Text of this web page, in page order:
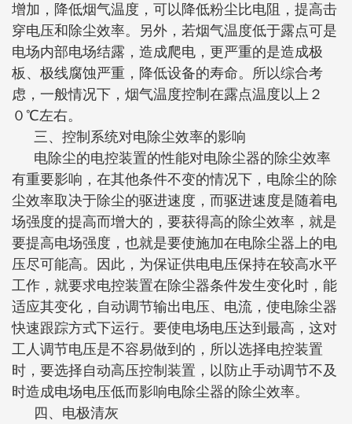
增加，降低烟气温度，可以降低粉尘比电阻，提高击
穿电压和除尘效率。另外，若烟气温度低于露点可是
电场内部电场结露，造成爬电，更严重的是造成极
板、极线腐蚀严重，降低设备的寿命。所以综合考
虑，一般情况下，烟气温度控制在露点温度以上２
０℃左右。
三、控制系统对电除尘效率的影响
电除尘的电控装置的性能对电除尘器的除尘效率
有重要影响，在其他条件不变的情况下，电除尘的除
尘效率取决于除尘的驱进速度，而驱进速度是随着电
场强度的提高而增大的，要获得高的除尘效率，就是
要提高电场强度，也就是要使施加在电除尘器上的电
压尽可能高。因此，为保证供电电压保持在较高水平
工作，就要求电控装置在除尘器条件发生变化时，能
适应其变化，自动调节输出电压、电流，使电除尘器
快速跟踪方式下运行。要使电场电压达到最高，这对
工人调节电压是不容易做到的，所以选择电控装置
时，要选择自动高压控制装置，以防止手动调节不及
时造成电场电压低而影响电除尘器的除尘效率。
四、电极清灰